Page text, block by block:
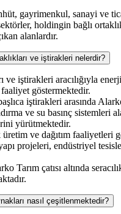
gayrimenkul, sanayi ve
holdingin bağlı
alanlardır.
ve iştirakleri nelerdir?
iştirakleri aracılığıyla
faaliyet göstermektedir.
iştirakleri arasında
ve su basınç sistemleri
yürütmektedir.
ve dağıtım faaliyetleri
projeleri, endüstriyel
Tarım çatısı altında
nasıl çeşitlenmektedir?